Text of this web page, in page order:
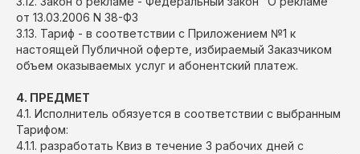
от 13.03.2006 N 38-ФЗ
3.13. Тариф - в соответствии с Приложением №1 к
настоящей Публичной оферте, избираемый Заказчиком
объем оказываемых услуг и абонентский платеж.
4. ПРЕДМЕТ
4.1. Исполнитель обязуется в соответствии с выбранным
Тарифом:
4.1.1. разработать Квиз в течение 3 рабочих дней с